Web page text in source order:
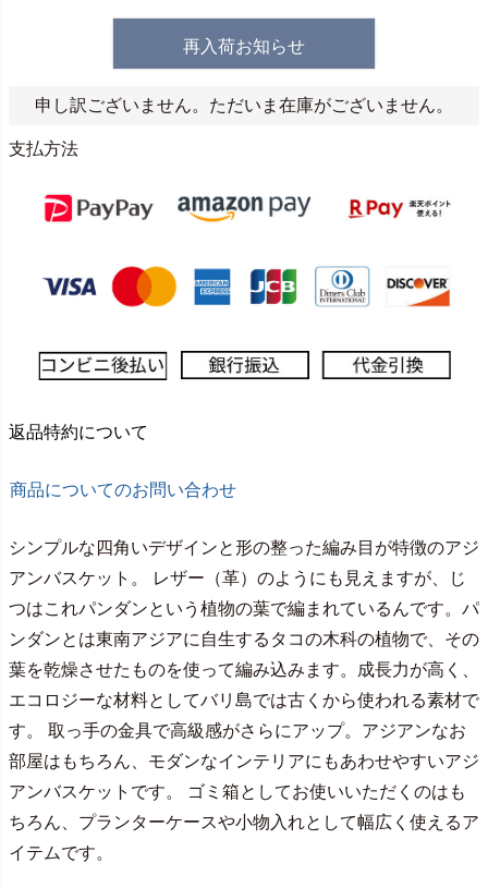
再入荷お知らせ
申し訳ございません。ただいま在庫がございません。
支払方法
返品特約について
商品についてのお問い合わせ
シンプルな四角いデザインと形の整った編み目が特徴のアジ
アンバスケット。 レザー（革）のようにも見えますが、じ
つはこれパンダンという植物の葉で編まれているんです。パ
ンダンとは東南アジアに自生するタコの木科の植物で、その
葉を乾燥させたものを使って編み込みます。成長力が高く、
エコロジーな材料としてバリ島では古くから使われる素材で
す。 取っ手の金具で高級感がさらにアップ。アジアンなお
部屋はもちろん、モダンなインテリアにもあわせやすいアジ
アンバスケットです。 ゴミ箱としてお使いいただくのはも
ちろん、プランターケースや小物入れとして幅広く使えるア
イテムです。